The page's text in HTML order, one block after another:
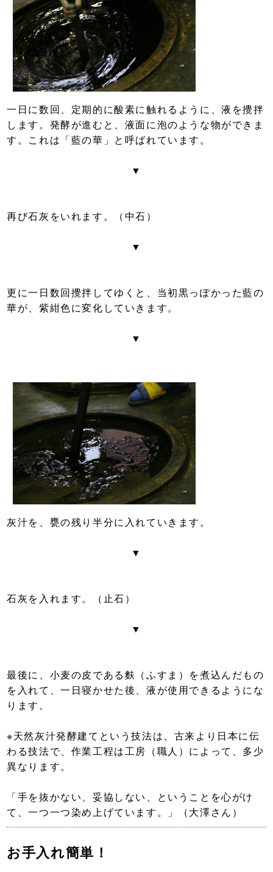
一日に数回、定期的に酸素に触れるように、液を攪拌
します。発酵が進むと、液面に泡のような物ができま
す。これは「藍の華」と呼ばれています。
▼
再び石灰をいれます。（中石）
▼
更に一日数回攪拌してゆくと、当初黒っぽかった藍の
華が、紫紺色に変化していきます。
▼
灰汁を、甕の残り半分に入れていきます。
▼
石灰を入れます。（止石）
▼
最後に、小麦の皮である麩（ふすま）を煮込んだもの
を入れて、一日寝かせた後、液が使用できるようにな
ります。
※天然灰汁発酵建てという技法は、古来より日本に伝
わる技法で、作業工程は工房（職人）によって、多少
異なります。
「手を抜かない、妥協しない、ということを心がけ
て、一つ一つ染め上げています。」（大澤さん）
お手入れ簡単！